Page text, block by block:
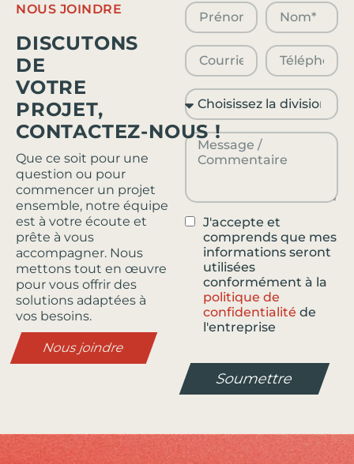
J'accepte et
comprends que mes
informations seront
utilisées
conformément à la
politique de
confidentialité de
l'entreprise
Soumettre
NOUS JOINDRE
DISCUTONS
DE
VOTRE
PROJET,
CONTACTEZ-NOUS !
Que ce soit pour une
question ou pour
commencer un projet
ensemble, notre équipe
est à votre écoute et
prête à vous
accompagner. Nous
mettons tout en œuvre
pour vous offrir des
solutions adaptées à
vos besoins.
Nous joindre